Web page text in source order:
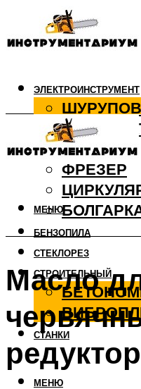
ЭЛЕКТРОИНСТРУМЕНТ
ДРЕЛЬ
ФРЕЗЕР
БЕНЗОПИЛА
СТЕКЛОРЕЗ
СТРОИТЕЛЬНЫЙ
СТАНКИ
МЕНЮ
МЕНЮ
Масло